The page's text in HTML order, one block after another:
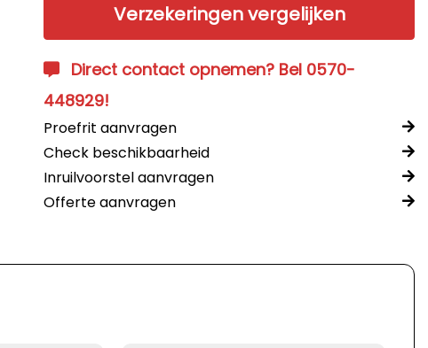
Verzekeringen vergelijken
Direct contact opnemen? Bel 0570-
448929!
Proefrit aanvragen
Check beschikbaarheid
Inruilvoorstel aanvragen
Offerte aanvragen